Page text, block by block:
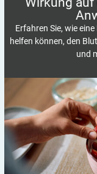
Erfahren Sie, wie
helfen können, den
und